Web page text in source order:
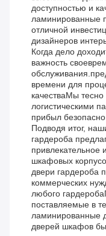
доступностью и
ламинированные
отличной
дизайнеров
Когда дело
важность
времени для
качестваМы
логистическими
прибыл безопасно
Подводя итог,
гардероба
привлекательное
шкафовых
двери гардероба
коммерческих
любого
поставляемые в
ламинированные
дверей шкафов